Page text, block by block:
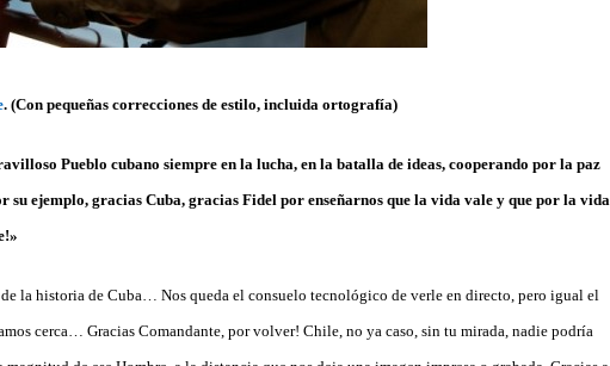
. (Con pequeñas correcciones de estilo, incluida ortografía)
Pueblo cubano siempre en la lucha, en la batalla de ideas, cooperando por la paz
su ejemplo, gracias Cuba, gracias Fidel por enseñarnos que la vida vale y que por la vida
la historia de Cuba… Nos queda el consuelo tecnológico de verle en directo, pero igual el
cerca… Gracias Comandante, por volver! Chile, no ya caso, sin tu mirada, nadie podría